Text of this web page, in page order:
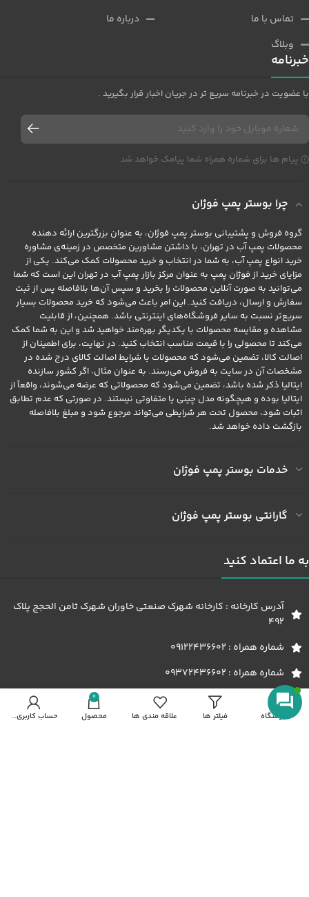
تماس با ما
وبلاگ
درباره ما
خبرنامه
با عضویت در خبرنامه سریع تر در جریان اخبار قرار بگیرید .
پیام ها برای شماره همراه شما پیامک خواهد شد
چرا بوستر پمپ فوژان
گروه فروش و پشتیبانی بوستر پمپ فوژان، به عنوان بزرگترین ارائه دهنده
محصولات پمپ آب در تهران، با داشتن مشاورین متخصص در زمینه‌ی مشاوره
خرید انواع پمپ آب، به شما در انتخاب و خرید محصولات کمک می‌کند. یکی از
مزایای خرید از فوژان پمپ به عنوان مرکز بازار پمپ آب در تهران این است که شما
می‌توانید به صورت آنلاین محصولات را بخرید و سپس آن‌ها بلافاصله پس از ثبت
سفارش و ارسال، دریافت کنید. این امر باعث می‌شود که خرید محصولات بسیار
سریع‌تر نسبت به سایر فروشگاه‌های اینترنتی باشد. همچنین، از قابلیت
مشاهده و مقایسه محصولات با یکدیگر بهره‌مند خواهید شد و این به شما کمک
می‌کند تا محصولی را با قیمت مناسب انتخاب کنید. در نهایت، برای اطمینان از
اصالت کالا، تضمین می‌شود که محصولات با شرایط اصالت کالای درج شده در
مشخصات آن در سایت به فروش می‌رسند. به عنوان مثال، اگر کشور سازنده
ایتالیا ذکر شده باشد، تضمین می‌شود که محصولاتی که عرضه می‌شوند، واقعاً از
ایتالیا بوده و هیچگونه مدل چینی یا متفاوتی نیستند. در صورتی که عدم تطابق
اثبات شود، محصول تحت هر شرایطی می‌تواند مرجوع شود و مبلغ بلافاصله
بازگشت داده خواهد شد.
خدمات بوستر پمپ فوژان
گارانتی بوستر پمپ فوژان
به ما اعتماد کنید
آدرس کارخانه : کارخانه شهرک صنعتی خاوران شهرک ثامن الحجج پلاک
492
شماره همراه : 09122436602
شماره همراه : 09372436602
فروشگاه فیلتر ها علاقه مندی ها
0
محصول حساب کاربری من